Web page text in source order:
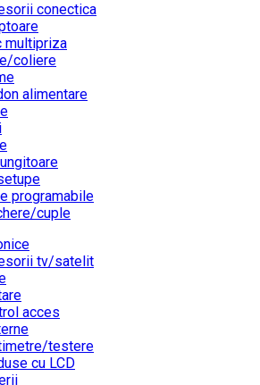
conectica
multipriza
coliere
alimentare
programabile
cuple
tv/satelit
acces
testere
cu LCD